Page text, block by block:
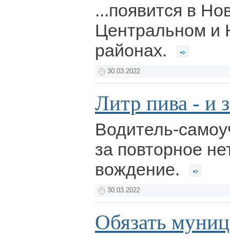
...появится в
Центральном и
районах.
30.03.2022
Литр пива - и
Водитель-
за повторное
вождение.
30.03.2022
Обязать